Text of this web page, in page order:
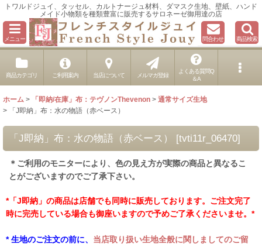
トワルドジュイ、タッセル、カルトナージュ材料、ダマスク生地、壁紙、ハンド
メイド小物類を種類豊富に販売するサロネーゼ御用達の店
メニュー 問合わせ 商品検索
商品カテゴリ ご利用案内 当店について メルマガ登録
よくある質問Q
＆A
ホーム > 「即納/在庫」布：テヴノンThevenon > 通常サイズ生地
>
「J即納」布：水の物語（赤ベース）
「J即納」布：水の物語（赤ベース） [tvti11r_06470]
＊ご利用のモニターにより、色の見え方が実際の商品と異なるこ
とがございますのでご了承下さい。
*「J即納」の商品は店舗でも同時に販売しております。ご注文完了
時に完売している場合も御座いますので予めご了承くださいませ。*
* 生地のご注文の前に、 当店取り扱い生地全般に関しましてのご留